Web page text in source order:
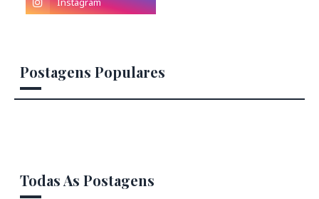
Postagens Populares
Todas As Postagens